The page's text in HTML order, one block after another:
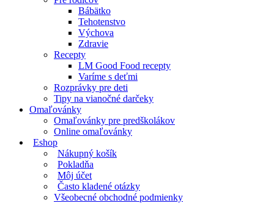
Bábätko
Tehotenstvo
Výchova
Zdravie
Recepty
LM Good Food recepty
Varíme s deťmi
Rozprávky pre deti
Tipy na vianočné darčeky
Omaľovánky
Omaľovánky pre predškolákov
Online omaľovánky
Eshop
Nákupný košík
Pokladňa
Môj účet
Často kladené otázky
Všeobecné obchodné podmienky